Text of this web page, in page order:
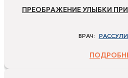
ПРЕОБРАЖЕНИЕ УЛЫБКИ
ВРАЧ: